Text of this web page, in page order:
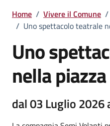
Home / Vivere il Comune /
/ Uno spettacolo teatrale
Uno
nella
dal 03 Luglio 2026